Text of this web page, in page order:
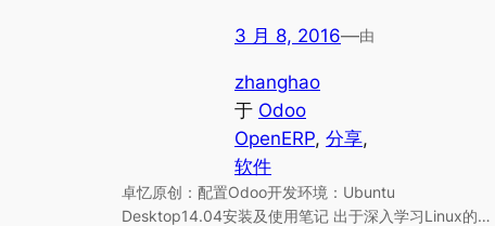
3 月 8, 2016—由
zhanghao
于 Odoo
OpenERP, 分享
软件
卓忆原创：配置Odoo开发环境：Ubuntu
Desktop14.04安装及使用笔记 出于深入学习Linux的…